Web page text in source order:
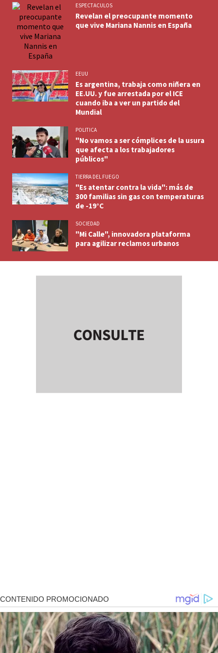
ESPECTACULOS
Revelan el preocupante momento
que vive Mariana Nannis en España
EEUU
Es argentina, trabaja como niñera en
EE.UU. y fue arrestada por el ICE
cuando iba a ver un partido del
Mundial
POLITICA
"No vamos a ser cómplices de la usura
que afecta a los trabajadores
públicos"
TIERRA DEL FUEGO
"Es atentar contra la vida": más de
300 familias sin gas con temperaturas
de -19°C
SOCIEDAD
"Mi Calle", innovadora plataforma
para agilizar reclamos urbanos